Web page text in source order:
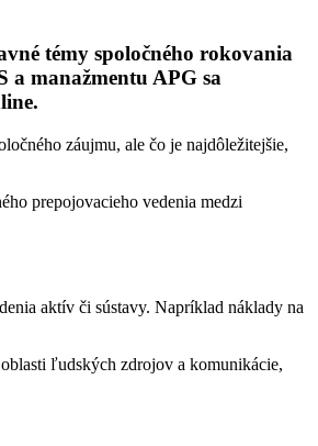
témy spoločného rokovania
a manažmentu APG sa
záujmu, ale čo je najdôležitejšie,
prepojovacieho vedenia medzi
aktív či sústavy. Napríklad náklady na
oblasti ľudských zdrojov a komunikácie,